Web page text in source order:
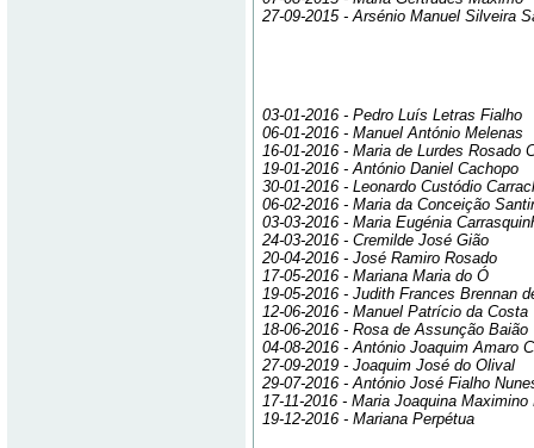
27-09-2015 - Arsénio Manuel Silveira
03-01-2016 - Pedro Luís Letras Fialho
06-01-2016 - Manuel António Melenas
16-01-2016 - Maria de Lurdes Rosado
19-01-2016 - António Daniel Cachopo
30-01-2016 - Leonardo Custódio
06-02-2016 - Maria da Conceição
03-03-2016 - Maria Eugénia
24-03-2016 - Cremilde José Gião
20-04-2016 - José Ramiro Rosado
17-05-2016 - Mariana Maria do Ó
19-05-2016 - Judith Frances Brennan
12-06-2016 - Manuel Patrício da Costa
18-06-2016 - Rosa de Assunção Baião
04-08-2016 - António Joaquim Amaro
27-09-2019 - Joaquim José do Olival
29-07-2016 - António José Fialho
17-11-2016 - Maria Joaquina Maximino
19-12-2016 - Mariana Perpétua